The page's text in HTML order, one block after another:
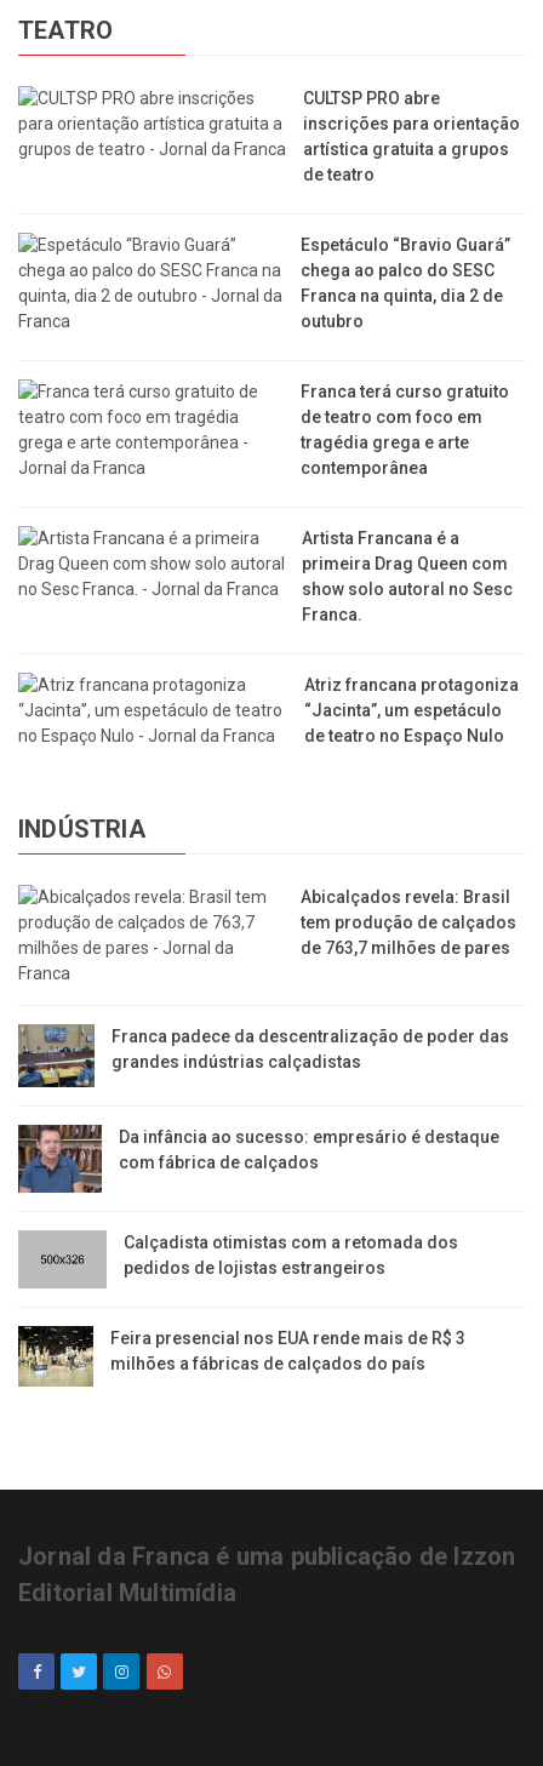
TEATRO
CULTSP PRO abre
inscrições para orientação
artística gratuita a grupos
de teatro
Espetáculo “Bravio Guará”
chega ao palco do SESC
Franca na quinta, dia 2 de
outubro
Franca terá curso gratuito
de teatro com foco em
tragédia grega e arte
contemporânea
Artista Francana é a
primeira Drag Queen com
show solo autoral no Sesc
Franca.
Atriz francana protagoniza
“Jacinta”, um espetáculo
de teatro no Espaço Nulo
INDÚSTRIA
Abicalçados revela: Brasil
tem produção de calçados
de 763,7 milhões de pares
Franca padece da descentralização de poder das
grandes indústrias calçadistas
Da infância ao sucesso: empresário é destaque
com fábrica de calçados
Calçadista otimistas com a retomada dos
pedidos de lojistas estrangeiros
Feira presencial nos EUA rende mais de R$ 3
milhões a fábricas de calçados do país
Jornal da Franca é uma publicação de Izzon
Editorial Multimídia